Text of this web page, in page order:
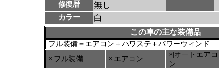
修復暦 無し
カラー 白
この車の主な装備品
フル装備＝エアコン＋パワステ＋パワーウィンド
×|フル装備
×|エアコン
×|オートエアコ
ン